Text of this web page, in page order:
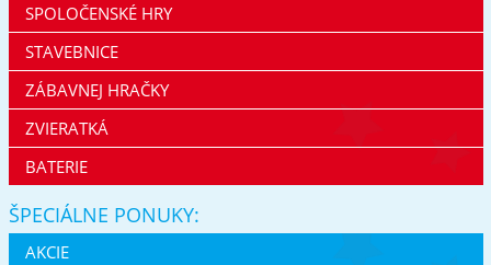
SPOLOČENSKÉ HRY
STAVEBNICE
ZÁBAVNEJ HRAČKY
ZVIERATKÁ
BATERIE
ŠPECIÁLNE PONUKY:
AKCIE